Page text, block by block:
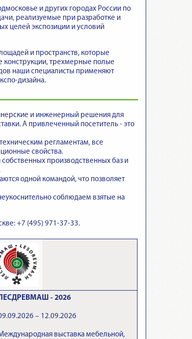
и других городах России по
реализуемые при разработке и
целей экспозиции и условий
и пространств, которые
конструкции, трехмерные полые
наши специалисты применяют
дизайна.
и инженерный решения для
А привлеченный посетитель - это
регламентам, все
свойства.
производственных баз и
одной командой, что позволяет
соблюдаем взятые на
+7 (495) 971-37-33.
- 2026
– 12.09.2026
выставка мебельной,